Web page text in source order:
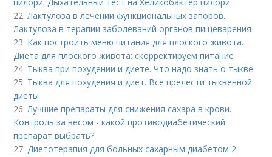
22.Лактулоза в лечении функциональных запоров.
Лактулоза в терапии заболеваний органов пищеварения
23. Как построить меню питания для плоского живота.
Диета для плоского живота: скорректируем питание
24. Тыква при похудении и диете. Что надо знать о тыкве
25. Тыква для похудения и диет. Все прелести тыквенной
диеты
26.Лучшие препараты для снижения сахара в крови.
Контроль за весом - какой противодиабетический
препарат выбрать?
27.Диетотерапия для больных сахарным диабетом 2